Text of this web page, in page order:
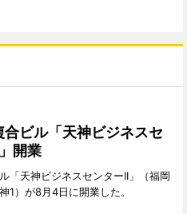
合ビル「天神ビジネスセ
開業
「天神ビジネスセンターII」（福岡
1）が8月4日に開業した。